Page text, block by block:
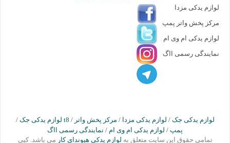
لوازم یدکی مزدا
مرکز پخش واتر پمپ
لوازم یدکی ام وی ام
نمایندگی رسمی ااگ
/ لوازم یدکی جک t8 / لوازم یدکی جک / لوازم یدکی مزدا/ مرکز پخش واتر
پمپ / لوازم یدکی ام وی ام / نمایندگی رسمی ااگ
تمامی حقوق این سایت متعلق به لوازم یدکی هیوندای کار می باشد. کپی